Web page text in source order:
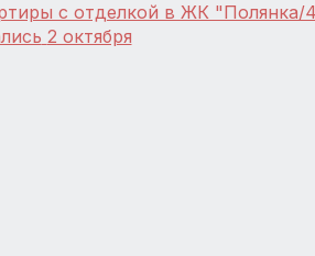
с отделкой в ЖК "Полянка/
2 октября